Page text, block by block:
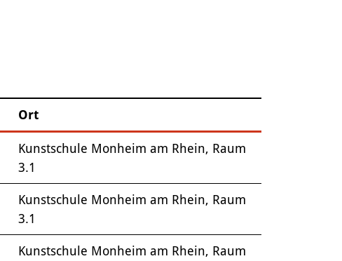
Ort
Kunstschule Monheim am Rhein, Raum
3.1
Kunstschule Monheim am Rhein, Raum
3.1
Kunstschule Monheim am Rhein, Raum